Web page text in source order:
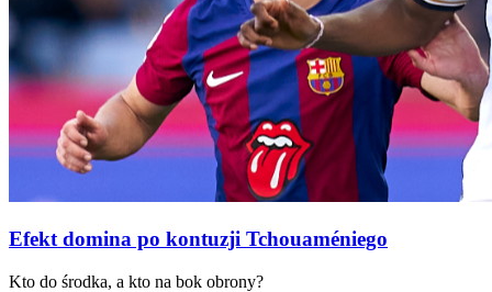
Efekt domina po kontuzji Tchouaméniego
Kto do środka, a kto na bok obrony?